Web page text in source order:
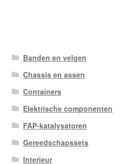
Banden en velgen
Chassis en assen
Containers
Elektrische componenten
FAP-katalysatoren
Gereedschapssets
Interieur